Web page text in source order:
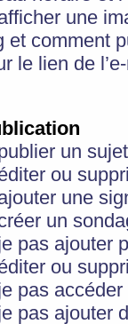
une
et comment
le lien de
un
ou
une
un
pas ajouter
ou
pas
pas ajouter